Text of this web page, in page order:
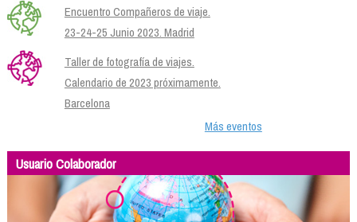
Encuentro Compañeros de viaje.
23-24-25 Junio 2023. Madrid
Taller de fotografía de viajes.
Calendario de 2023 próximamente.
Barcelona
Más eventos
Usuario Colaborador